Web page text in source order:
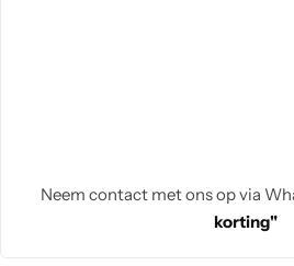
Neem contact met ons op via
korting"